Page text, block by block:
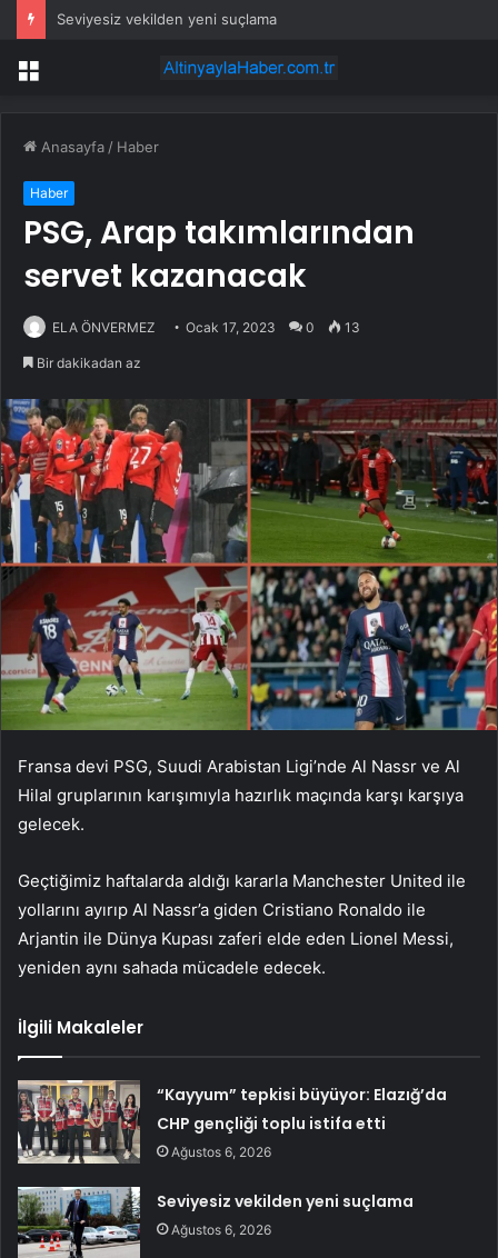
Seviyesiz vekilden yeni suçlama
Menü
Anasayfa / Haber
Haber
PSG, Arap takımlarından
servet kazanacak
ELA ÖNVERMEZ Ocak 17, 2023 0 13
Bir dakikadan az
Fransa devi PSG, Suudi Arabistan Ligi’nde Al Nassr ve Al
Hilal gruplarının karışımıyla hazırlık maçında karşı karşıya
gelecek.
Geçtiğimiz haftalarda aldığı kararla Manchester United ile
yollarını ayırıp Al Nassr’a giden Cristiano Ronaldo ile
Arjantin ile Dünya Kupası zaferi elde eden Lionel Messi,
yeniden aynı sahada mücadele edecek.
İlgili Makaleler
“Kayyum” tepkisi büyüyor: Elazığ’da
CHP gençliği toplu istifa etti
Ağustos 6, 2026
Seviyesiz vekilden yeni suçlama
Ağustos 6, 2026